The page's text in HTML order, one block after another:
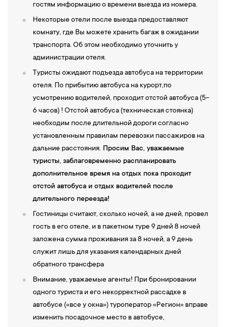
гостям информацию о времени выезда из номера.
Некоторые отели после выезда предоставляют
комнату, где Вы можете хранить багаж в ожидании
транспорта. Об этом необходимо уточнить у
администрации отеля.
Туристы ожидают подъезда автобуса на территории
отеля. По прибытию автобуса на курорт,по
усмотрению водителей, проходит отстой автобуса (5-
6 часов) ! Отстой автобуса (техническая стоянка)
необходим после длительной дороги согласно
установленным правилам перевозки пассажиров на
дальние расстояния. Просим Вас, уважаемые
туристы, заблаговременно распланировать
дополнительное время на отдых пока проходит
отстой автобуса и отдых водителей после
длительного переезда!
Гостиницы считают, сколько ночей, а не дней, провел
гость в его отеле, и в пакетном туре 9 дней 8 ночей
заложена сумма проживания за 8 ночей, а 9 день
служит лишь для указания календарных дней
обратного трансфера
Внимание, уважаемые агенты! При бронировании
одного туриста и его некорректной рассадке в
автобусе («все у окна») туроператор «Регион» вправе
изменить посадочное место в автобусе,